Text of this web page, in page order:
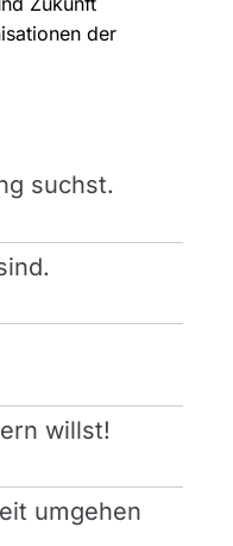
der
suchst.
willst!
umgehen